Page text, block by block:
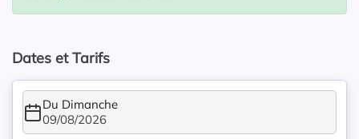
Dates et Tarifs
Du Dimanche
09/08/2026